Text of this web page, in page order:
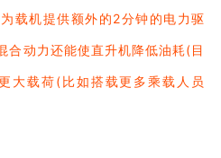
载机提供额外的2分钟的电力驱
合动力还能使直升机降低油耗(目
大载荷(比如搭载更多乘载人员